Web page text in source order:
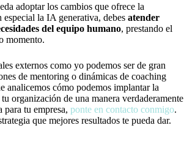
adoptar los cambios que ofrece la
la IA generativa, debes atender
del equipo humano, prestando el
momento.
externos como yo podemos ser de gran
de mentoring o dinámicas de coaching
analicemos cómo podemos implantar la
organización de una manera verdaderamente
para tu empresa, ponte en contacto conmigo.
que mejores resultados te pueda dar.